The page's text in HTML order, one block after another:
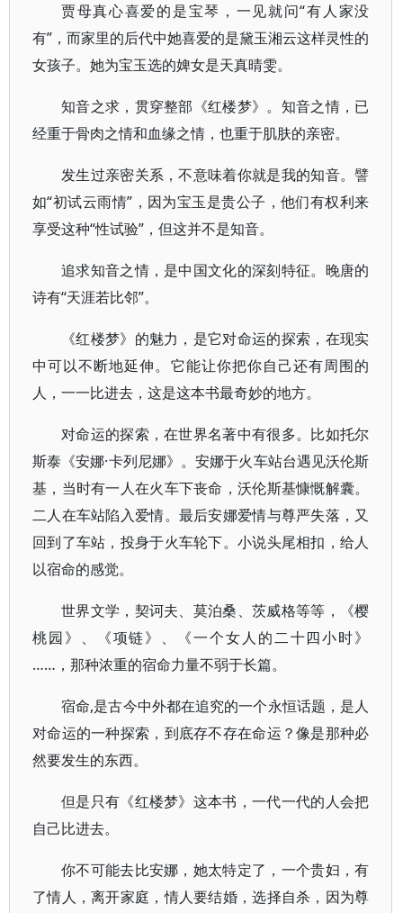
贾母真心喜爱的是宝琴，一见就问“有人家没
有”，而家里的后代中她喜爱的是黛玉湘云这样灵性的
女孩子。她为宝玉选的婢女是天真晴雯。
知音之求，贯穿整部《红楼梦》。知音之情，已
经重于骨肉之情和血缘之情，也重于肌肤的亲密。
发生过亲密关系，不意味着你就是我的知音。譬
如“初试云雨情”，因为宝玉是贵公子，他们有权利来
享受这种“性试验”，但这并不是知音。
追求知音之情，是中国文化的深刻特征。晚唐的
诗有“天涯若比邻”。
《红楼梦》的魅力，是它对命运的探索，在现实
中可以不断地延伸。它能让你把你自己还有周围的
人，一一比进去，这是这本书最奇妙的地方。
对命运的探索，在世界名著中有很多。比如托尔
斯泰《安娜·卡列尼娜》。安娜于火车站台遇见沃伦斯
基，当时有一人在火车下丧命，沃伦斯基慷慨解囊。
二人在车站陷入爱情。最后安娜爱情与尊严失落，又
回到了车站，投身于火车轮下。小说头尾相扣，给人
以宿命的感觉。
世界文学，契诃夫、莫泊桑、茨威格等等，《樱
桃园》、《项链》、《一个女人的二十四小时》
……，那种浓重的宿命力量不弱于长篇。
宿命,是古今中外都在追究的一个永恒话题，是人
对命运的一种探索，到底存不存在命运？像是那种必
然要发生的东西。
但是只有《红楼梦》这本书，一代一代的人会把
自己比进去。
你不可能去比安娜，她太特定了，一个贵妇，有
了情人，离开家庭，情人要结婚，选择自杀，因为尊